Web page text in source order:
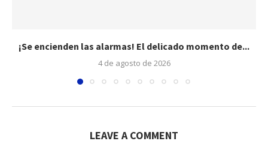
¡Se encienden las alarmas! El delicado momento de...
4 de agosto de 2026
LEAVE A COMMENT